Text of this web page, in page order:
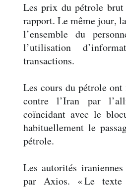
Les prix du pétrole
rapport. Le même jour,
l’ensemble du
l’utilisation
transactions.
Les cours du pétrole
contre l’Iran par
coïncidant avec le
habituellement le
pétrole.
Les autorités
par Axios. «Le texte